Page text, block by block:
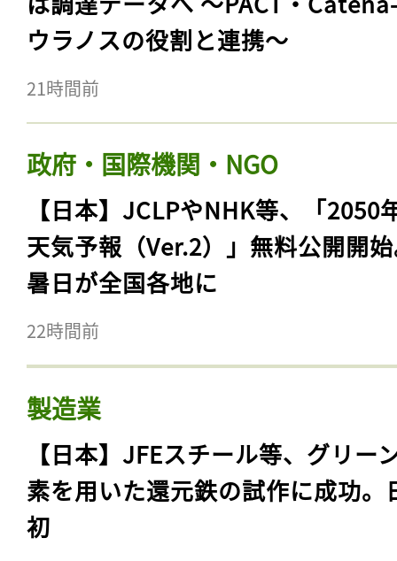
ウラノスの役割と連携〜
21時間前
政府・国際機関・NGO
【日本】JCLPやNHK等、「2050
天気予報（Ver.2）」無料公開開
暑日が全国各地に
22時間前
製造業
【日本】JFEスチール等、グリー
素を用いた還元鉄の試作に成功。
初